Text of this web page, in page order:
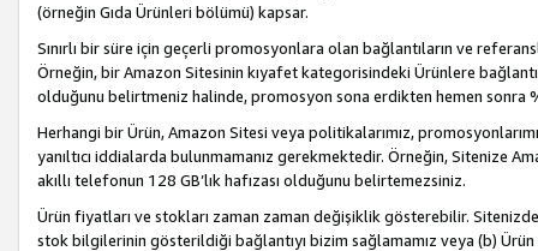
(örneğin Gıda Ürünleri bölümü) kapsar.
Sınırlı bir süre için geçerli promosyonlara olan bağlantıların ve
Örneğin, bir Amazon Sitesinin kıyafet kategorisindeki Ürünlere
olduğunu belirtmeniz halinde, promosyon sona erdikten hemen sonra
Herhangi bir Ürün, Amazon Sitesi veya politikalarımız,
yanıltıcı iddialarda bulunmamanız gerekmektedir. Örneğin, Sitenize
akıllı telefonun 128 GB’lık hafızası olduğunu belirtemezsiniz.
Ürün fiyatları ve stokları zaman zaman değişiklik gösterebilir.
stok bilgilerinin gösterildiği bağlantıyı bizim sağlamamız veya (b)